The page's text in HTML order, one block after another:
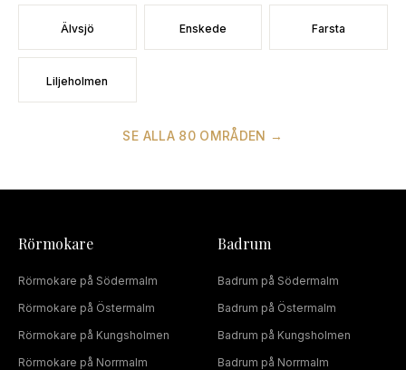
Älvsjö Enskede Farsta
Liljeholmen
SE ALLA 80 OMRÅDEN →
Rörmokare
Rörmokare på Södermalm
Rörmokare på Östermalm
Rörmokare på Kungsholmen
Rörmokare på Norrmalm
Badrum
Badrum på Södermalm
Badrum på Östermalm
Badrum på Kungsholmen
Badrum på Norrmalm